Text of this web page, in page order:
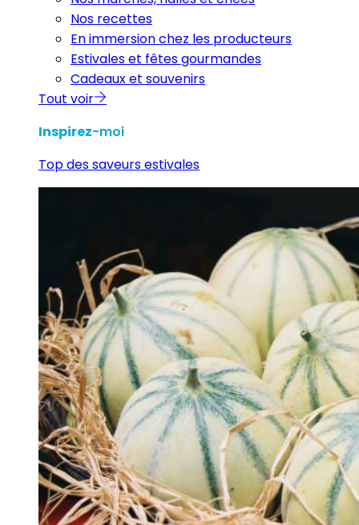
Nos recettes
En immersion chez les producteurs
Estivales et fêtes gourmandes
Cadeaux et souvenirs
Tout voir
Inspirez-moi
Top des saveurs estivales